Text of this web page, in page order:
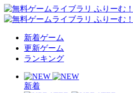
新着ゲーム
更新ゲーム
ランキング
新着